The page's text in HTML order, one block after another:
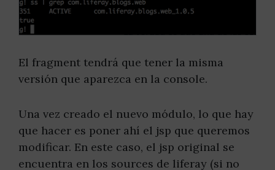
El fragment tendrá que tener la misma
versión que aparezca en la console.
Una vez creado el nuevo módulo, lo que hay
que hacer es poner ahí el jsp que queremos
modificar. En este caso, el jsp original se
encuentra en los sources de liferay (si no